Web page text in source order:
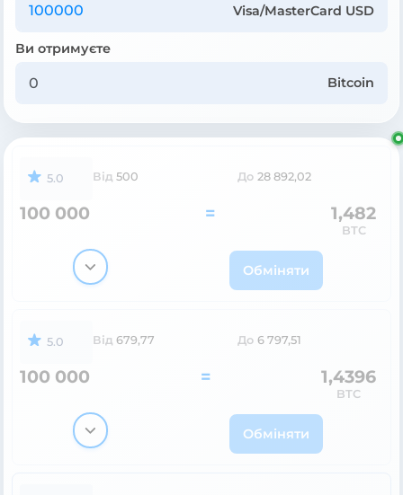
Visa/MasterCard USD
Ви отримуєте
Bitcoin
5.0 Від 500 До 28 892,02
100 000 = 1,482
BTC
Обміняти
5.0 Від 679,77 До 6 797,51
100 000 = 1,4396
BTC
Обміняти